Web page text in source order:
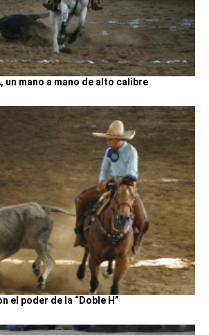
un mano a mano de alto calibre
el poder de la “Doble H”